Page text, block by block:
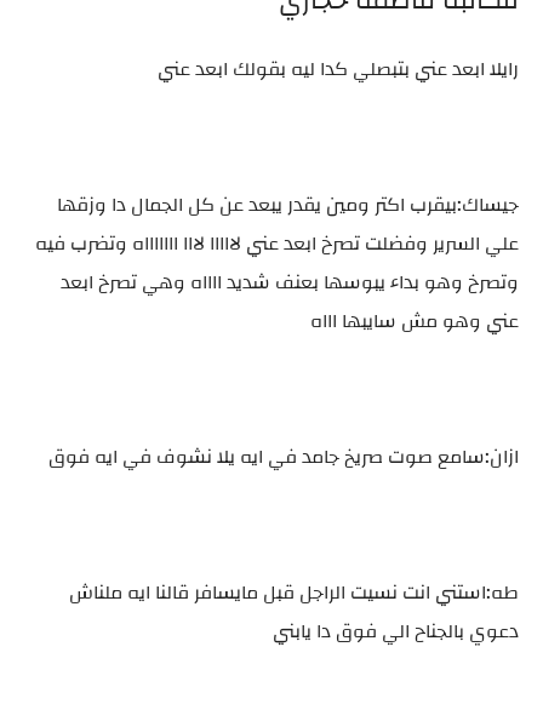
رايلا ابعد عني بتبصلي كدا ليه بقولك ابعد عني
جيساك:بيقرب اكتر ومين يقدر يبعد عن كل الجمال دا وزقها
علي السرير وفضلت تصرخ ابعد عني لااااا لااا اااااااه وتضرب فيه
وتصرخ وهو بداء يبوسها بعنف شديد ااااه وهي تصرخ ابعد
عني وهو مش سايبها اااه
ازان:سامع صوت صريخ جامد في ايه يلا نشوف في ايه فوق
طه:استني انت نسيت الراجل قبل مايسافر قالنا ايه ملناش
دعوي بالجناح الي فوق دا يابني